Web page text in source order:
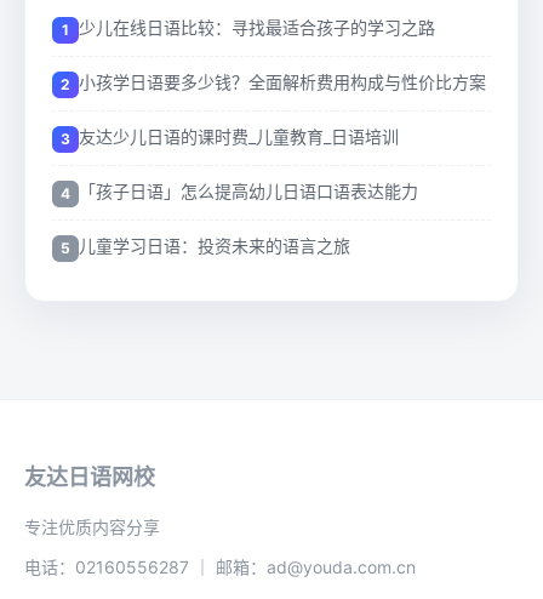
少儿在线日语比较：寻找最适合孩子的学习之路
小孩学日语要多少钱？全面解析费用构成与性价比方案
友达少儿日语的课时费_儿童教育_日语培训
「孩子日语」怎么提高幼儿日语口语表达能力
儿童学习日语：投资未来的语言之旅
友达日语网校
专注优质内容分享
电话：02160556287 ｜ 邮箱：ad@youda.com.cn